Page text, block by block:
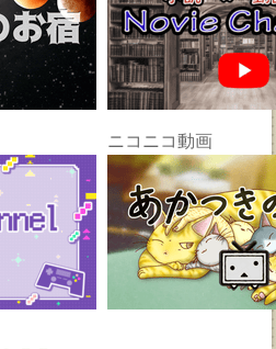
ニコニコ動画